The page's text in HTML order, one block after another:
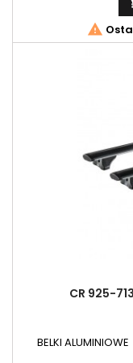

CR 925-
BELKI